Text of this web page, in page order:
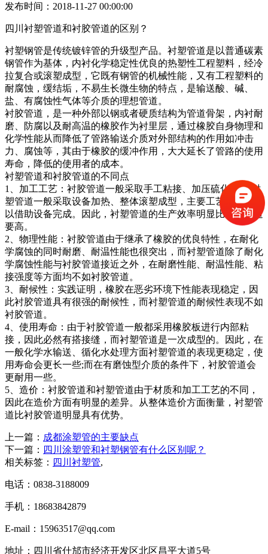
发布时间：2018-11-27 00:00:00
四川衬塑管道和衬胶管道的区别？
衬塑钢管是传统镀锌管的升级型产品。衬塑管道是以普通碳素
钢管作为基体，内衬化学稳定性优良的热塑性工程塑料，经冷
拉复合或滚塑成型，它既有钢管的机械性能，又有工程塑料的
耐腐蚀，缓结垢，不易生长微生物的特点，是输送酸、碱、
盐、有腐蚀性气体等介质的理想管道。
衬胶管道，是一种外部以钢或者硬质结构为管道骨架，内衬耐
磨、防腐以及耐高温的橡胶作为衬里层，通过橡胶自身物理和
化学性能从而降低了管路输送介质对外部结构的作用如冲击
力、腐蚀等，其由于橡胶的缓冲作用，大大延长了管路的使用
寿命，降低的使用者的成本。
衬塑管道和衬胶管道的不同点
1、加工工艺：衬胶管道一般采取手工粘接、加压硫化工艺;衬
塑管道一般采取设备加热、整体滚塑成型，主要工艺步骤都可
以借助设备完成。因此，衬塑管道的生产效率明显比衬胶管道
要高。
2、物理性能：衬胶管道由于继承了橡胶的优良特性，在耐化
学腐蚀的同时耐磨、耐温性能也很突出，而衬塑管道除了耐化
学腐蚀性能与衬胶管道接近之外，在耐磨性能、耐温性能、粘
接强度等方面均不如衬胶管道。
3、耐候性：实践证明，橡胶在恶劣环境下性能表现稳定，因
此衬胶管道具有很强的耐候性，而衬塑管道的耐候性表现不如
衬胶管道。
4、使用寿命：由于衬胶管道一般都采用橡胶板进行内部粘
接，因此必然有搭接缝，而衬塑管道是一次成型的。因此，在
一般化学水输送、循化水处理方面衬塑管道的表现更稳定，使
用寿命会更长一些;而在有磨蚀型介质的条件下，衬胶管道会
更耐用一些。
5、造价：衬胶管道和衬塑管道由于材质和加工工艺的不同，
因此在造价方面有明显的差异。从整体造价方面衡量，衬塑管
道比衬胶管道明显具有优势。
上一篇： 成都涂塑管的主要缺点
下一篇： 四川涂塑管和衬塑钢管有什么区别呢？
相关标签： 四川衬塑管,
电话：0838-3188009
手机：18683842879
E-mail：15963517@qq.com
地址：四川省什邡市经济开发区北区昌平大道5号